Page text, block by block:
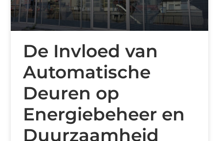
De Invloed van
Automatische
Deuren op
Energiebeheer en
Duurzaamheid